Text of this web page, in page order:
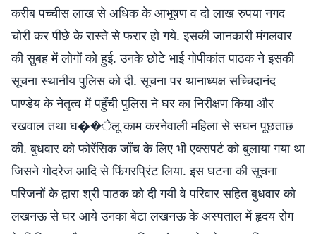
करीब पच्चीस लाख से अधिक के आभूषण व दो लाख रुपया नगद
चोरी कर पीछे के रास्ते से फरार हो गये. इसकी जानकारी मंगलवार
की सुबह में लोगों को हुई. उनके छोटे भाई गोपीकांत पाठक ने इसकी
सूचना स्थानीय पुलिस को दी. सूचना पर थानाध्यक्ष सच्चिदानंद
पाण्डेय के नेतृत्व में पहुँची पुलिस ने घर का निरीक्षण किया और
रखवाल तथा घ��ेलू काम करनेवाली महिला से सघन पूछताछ
की. बुधवार को फोरेंसिक जाँच के लिए भी एक्सपर्ट को बुलाया गया था
जिसने गोदरेज आदि से फिंगरप्रिंट लिया. इस घटना की सूचना
परिजनों के द्वारा श्री पाठक को दी गयी वे परिवार सहित बुधवार को
लखनऊ से घर आये उनका बेटा लखनऊ के अस्पताल में हृदय रोग